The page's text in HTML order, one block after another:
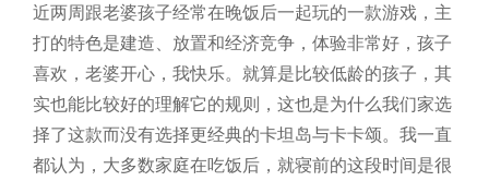
近两周跟老婆孩子经常在晚饭后一起玩的一款游戏，主
打的特色是建造、放置和经济竞争，体验非常好，孩子
喜欢，老婆开心，我快乐。就算是比较低龄的孩子，其
实也能比较好的理解它的规则，这也是为什么我们家选
择了这款而没有选择更经典的卡坦岛与卡卡颂。我一直
都认为，大多数家庭在吃饭后，就寝前的这段时间是很